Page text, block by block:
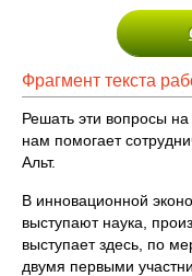
Фрагмент текста
Решать эти вопросы
нам помогает
Альт.
В инновационной
выступают наука,
выступает здесь, по
двумя первыми